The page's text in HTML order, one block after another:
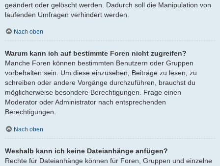
geändert oder gelöscht werden. Dadurch soll die Manipulation von
laufenden Umfragen verhindert werden.
Nach oben
Warum kann ich auf bestimmte Foren nicht zugreifen?
Manche Foren können bestimmten Benutzern oder Gruppen
vorbehalten sein. Um diese einzusehen, Beiträge zu lesen, zu
schreiben oder andere Vorgänge durchzuführen, brauchst du
möglicherweise besondere Berechtigungen. Frage einen
Moderator oder Administrator nach entsprechenden
Berechtigungen.
Nach oben
Weshalb kann ich keine Dateianhänge anfügen?
Rechte für Dateianhänge können für Foren, Gruppen und einzelne